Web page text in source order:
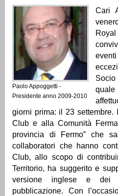
Paolo Appoggetti -
Presidente anno 2009-2010
Cari
Socio
giorni prima: il 23 settembre.
Club e alla Comunità
provincia di Fermo” che
collaboratori che hanno
Club, allo scopo di
Territorio, ha suggerito e
versione inglese e dei
pubblicazione. Con